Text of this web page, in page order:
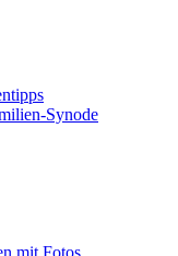
Synode
mit Fotos